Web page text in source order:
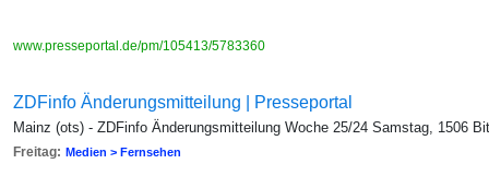
www.presseportal.de/pm/105413/5783360
ZDFinfo Änderungsmitteilung | Presseportal
Mainz (ots) - ZDFinfo Änderungsmitteilung Woche 25/24 Samstag, 1506
Freitag: Medien > Fernsehen